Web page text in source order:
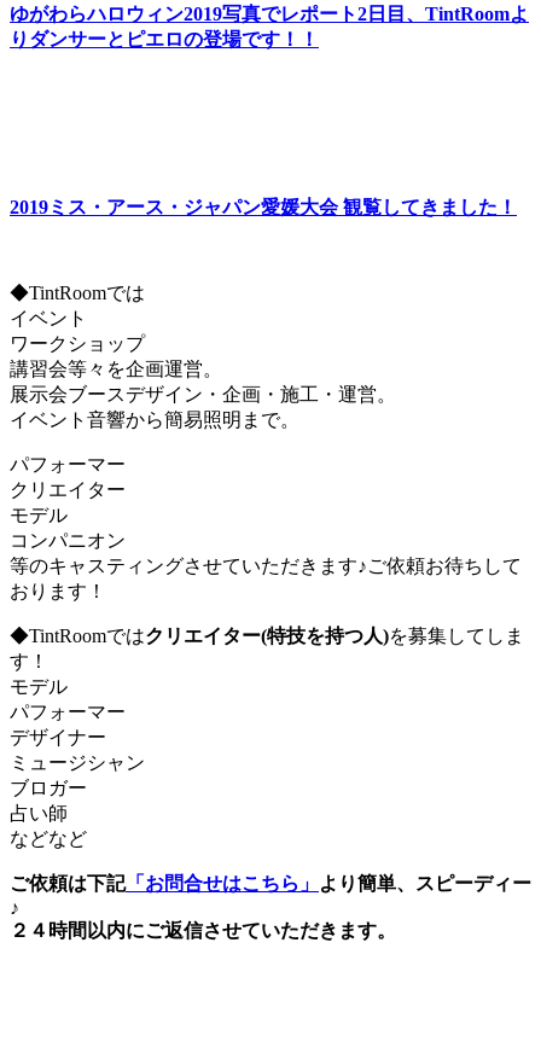
ゆがわらハロウィン2019写真でレポート2日目、TintRoomよ
りダンサーとピエロの登場です！！
2019ミス・アース・ジャパン愛媛大会 観覧してきました！
◆TintRoomでは
イベント
ワークショップ
講習会等々を企画運営。
展示会ブースデザイン・企画・施工・運営。
イベント音響から簡易照明まで。
パフォーマー
クリエイター
モデル
コンパニオン
等のキャスティングさせていただきます♪ご依頼お待ちして
おります！
◆TintRoomではクリエイター(特技を持つ人)を募集してしま
す！
モデル
パフォーマー
デザイナー
ミュージシャン
ブロガー
占い師
などなど
ご依頼は下記「お問合せはこちら」 より簡単、スピーディー
♪
２４時間以内にご返信させていただきます。